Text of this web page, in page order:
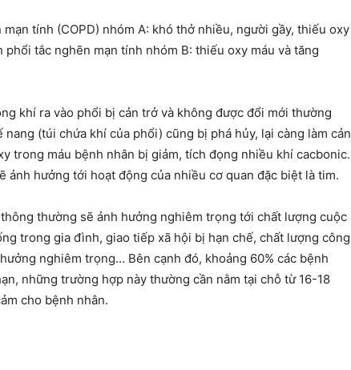
tính (COPD) nhóm A: khó thở nhiều, người gầy, thiếu oxy
tắc nghẽn mạn tính nhóm B: thiếu oxy máu và tăng
khí ra vào phổi bị cản trở và không được đổi mới thường
(túi chứa khí của phổi) cũng bị phá hủy, lại càng làm cản
trong máu bệnh nhân bị giảm, tích đọng nhiều khí cacbonic.
hưởng tới hoạt động của nhiều cơ quan đặc biệt là tim.
thường sẽ ảnh hưởng nghiêm trọng tới chất lượng cuộc
trong gia đình, giao tiếp xã hội bị hạn chế, chất lượng công
nghiêm trọng… Bên cạnh đó, khoảng 60% các bệnh
những trường hợp này thường cần nằm tại chỗ từ 16-18
cho bệnh nhân.